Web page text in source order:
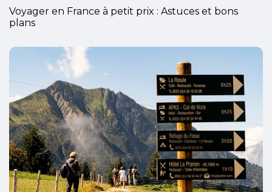
Voyager en France à petit prix : Astuces et bons
plans